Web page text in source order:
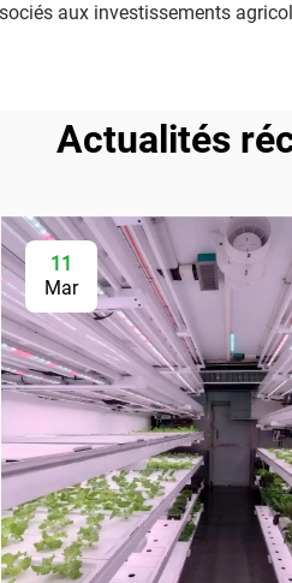
aux investissements
Actualités
11
Mar